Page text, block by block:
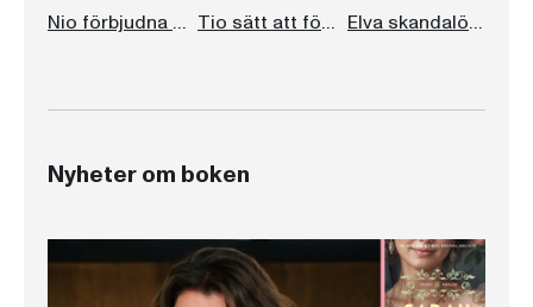
Nio förbjudna frestelser Tio sätt att förföra Elva skandalösa knep
Nyheter om boken